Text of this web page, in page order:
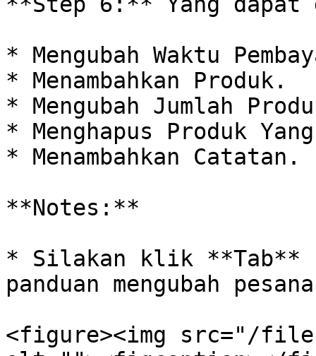
* Mengubah Waktu
* Menambahkan Produk.
* Mengubah Jumlah
* Menghapus Produk
* Menambahkan Catatan.
**Notes:**
* Silakan klik **Tab**
panduan mengubah
<figure><img src="/